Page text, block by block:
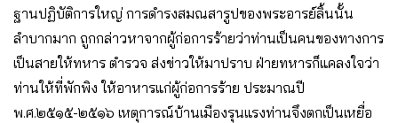
ฐานปฏิบัติการใหญ่ การดำรงสมณสารูปของพระอารย์ลิ้นนั้น
ลำบากมาก ถูกกล่าวหาจากผู้ก่อการร้ายว่าท่านเป็นคนของทางการ
เป็นสายให้ทหาร ตำรวจ ส่งข่าวให้มาปราบ ฝ่ายทหารก็แคลงใจว่า
ท่านให้ที่พักพิง ให้อาหารแก่ผู้ก่อการร้าย ประมาณปี
พ.ศ.๒๕๑๕-๒๕๑๖ เหตุการณ์บ้านเมืองรุนแรงท่านจึงตกเป็นเหยื่อ